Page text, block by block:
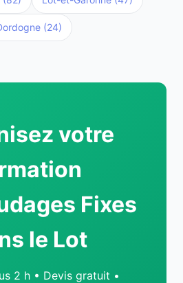
(24)
votre
Fixes
le Lot
2 h • Devis gratuit •